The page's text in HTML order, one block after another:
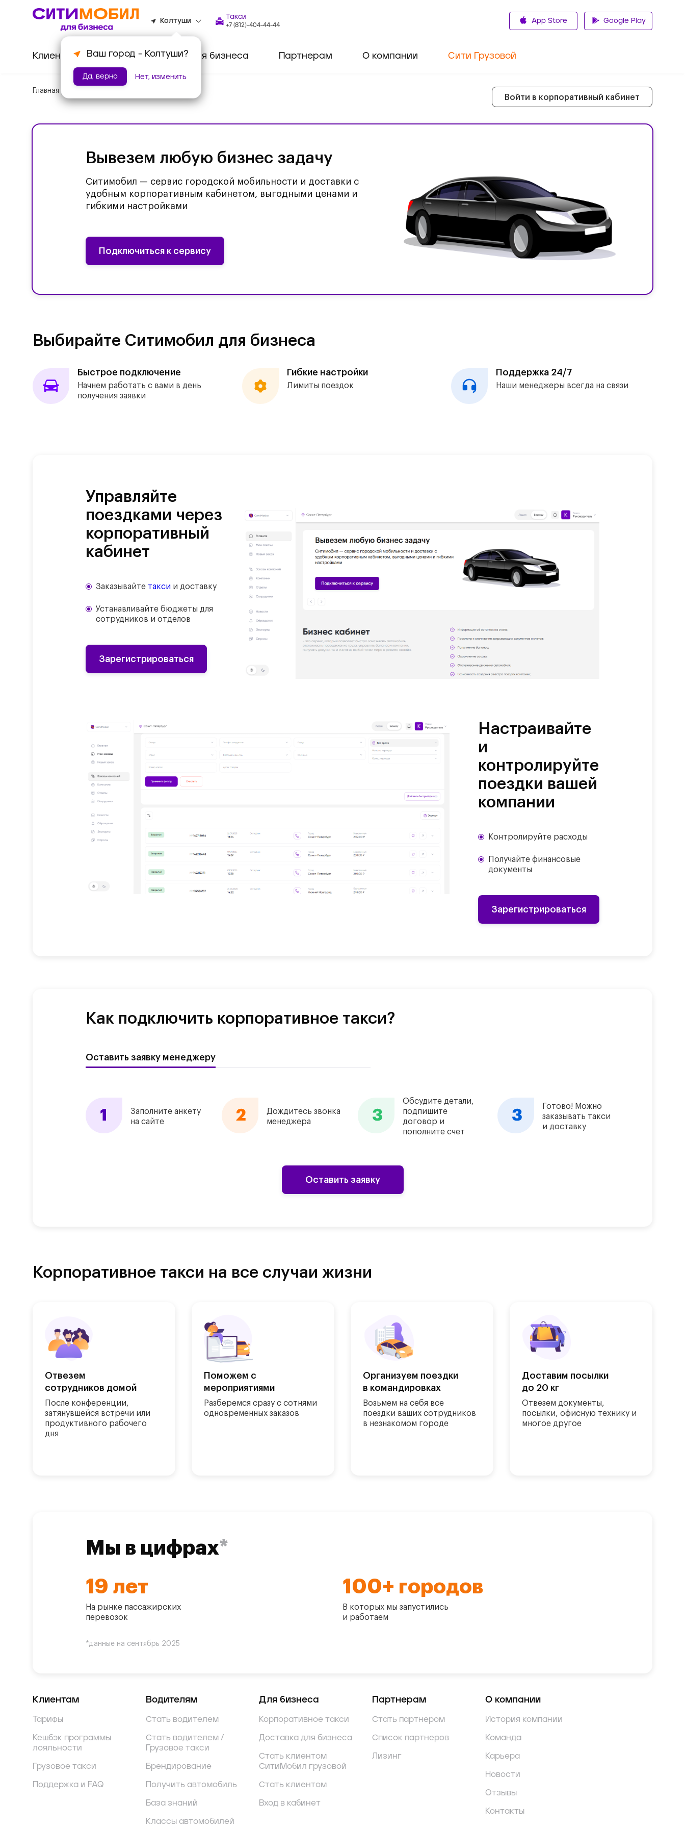
Колтуши
Ваш город - Колтуши?
Да, верно Нет, изменить
Такси
+7 (812)-404-44-44
App Store Google Play
Клиентам Водителям Для бизнеса Партнерам О компании Сити Грузовой
Главная
Войти в корпоративный кабинет
Вывезем любую бизнес задачу
Ситимобил — сервис городской мобильности и доставки с
удобным корпоративным кабинетом, выгодными ценами и
гибкими настройками
Подключиться к сервису
Выбирайте Ситимобил для бизнеса
Быстрое подключение
Начнем работать с вами в день
получения заявки
Гибкие настройки
Лимиты поездок
Поддержка 24/7
Наши менеджеры всегда на связи
Управляйте
поездками через
корпоративный
кабинет
Заказывайте такси и доставку
Устанавливайте бюджеты для
сотрудников и отделов
Зарегистрироваться
Настраивайте
и
контролируйте
поездки вашей
компании
Контролируйте расходы
Получайте финансовые
документы
Зарегистрироваться
Как подключить корпоративное такси?
Оставить заявку менеджеру
Заполните анкету
на сайте
Дождитесь звонка
менеджера
Обсудите детали,
подпишите
договор и
пополните счет
Готово! Можно
заказывать такси
и доставку
Оставить заявку
Корпоративное такси на все случаи жизни
Отвезем
сотрудников домой
После конференции,
затянувшейся встречи или
продуктивного рабочего
дня
Поможем с
мероприятиями
Разберемся сразу с сотнями
одновременных заказов
Организуем поездки
в командировках
Возьмем на себя все
поездки ваших сотрудников
в незнакомом городе
Доставим посылки
до 20 кг
Отвезем документы,
посылки, офисную технику и
многое другое
Мы в цифрах*
19 лет
На рынке пассажирских
перевозок
100+ городов
В которых мы запустились
и работаем
*данные на сентябрь 2025
Клиентам
Тарифы
Кешбэк программы
лояльности
Грузовое такси
Поддержка и FAQ
Водителям
Стать водителем
Стать водителем /
Грузовое такси
Брендирование
Получить автомобиль
База знаний
Классы автомобилей
Для бизнеса
Корпоративное такси
Доставка для бизнеса
Стать клиентом
СитиМобил грузовой
Стать клиентом
Вход в кабинет
Партнерам
Стать партнером
Список партнеров
Лизинг
О компании
История компании
Команда
Карьера
Новости
Отзывы
Контакты